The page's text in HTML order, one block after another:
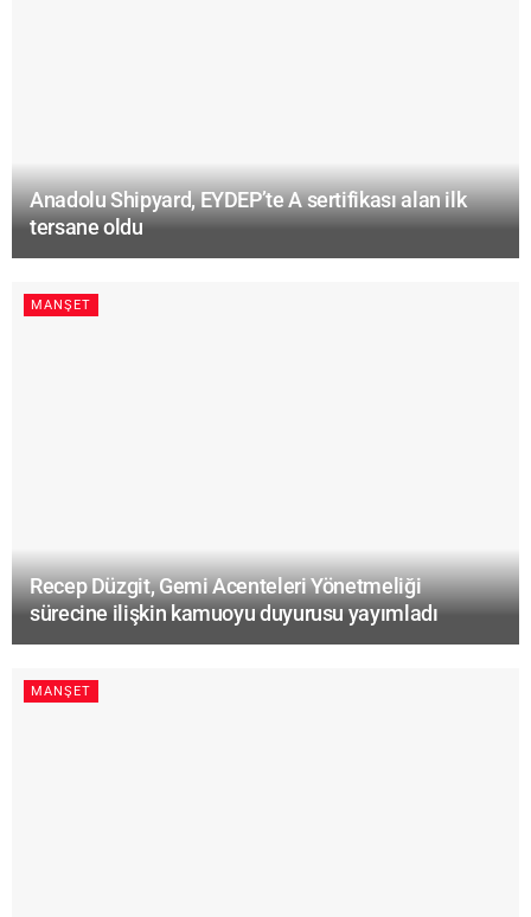
Anadolu Shipyard, EYDEP’te A sertifikası alan ilk
tersane oldu
MANŞET
Recep Düzgit, Gemi Acenteleri Yönetmeliği
sürecine ilişkin kamuoyu duyurusu yayımladı
MANŞET